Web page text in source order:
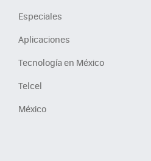
Especiales
Aplicaciones
Tecnología en México
Telcel
México